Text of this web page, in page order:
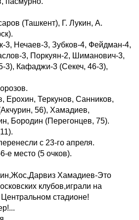
(Ташкент), Г. Лукин, А.
3, Нечаев-3, Зубков-4, Фейдман-4,
3, Поркуян-2, Шиманович-3,
3), Кафаджи-3 (Секеч, 46-3),
Теркунов, Санников,
56), Хамадиев,
Бородин (Перегонцев, 75).
с 23-го апреля.
е место (5 очков).
Хамадиев-Это
клубов,играли на
стадионе!